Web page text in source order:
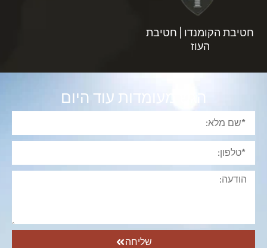
חטיבת הקומנדו | חטיבת
העוז
הגש מעומדות עוד היום
שליחה